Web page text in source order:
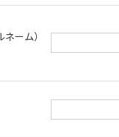
ーム）